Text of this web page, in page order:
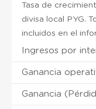
Tasa de
divisa local PYG.
incluidos en el
Ingresos por
Ganancia
Ganancia